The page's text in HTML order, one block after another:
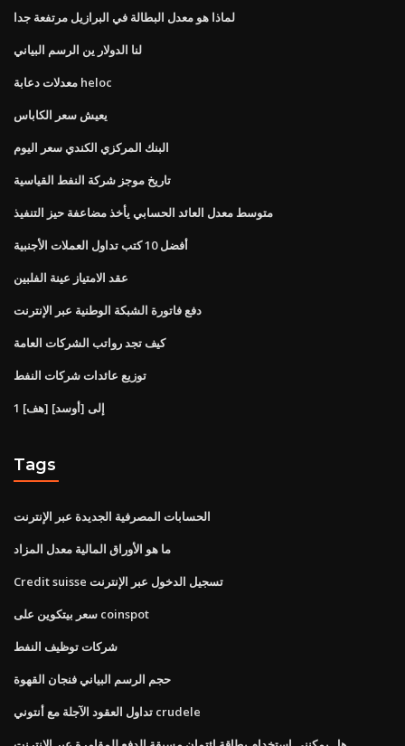
لماذا هو معدل البطالة في البرازيل مرتفعة جدا
لنا الدولار ين الرسم البياني
معدلات دعابة heloc
يعيش سعر الكاباس
البنك المركزي الكندي سعر اليوم
تاريخ موجز شركة النفط القياسية
متوسط ​​معدل العائد الحسابي يأخذ مضاعفة حيز التنفيذ
أفضل 10 كتب تداول العملات الأجنبية
عقد الامتياز عينة الفلبين
دفع فاتورة الشبكة الوطنية عبر الإنترنت
كيف تجد رواتب الشركات العامة
توزيع عائدات شركات النفط
1 [هف] إلى [أوسد]
Tags
الحسابات المصرفية الجديدة عبر الإنترنت
ما هو الأوراق المالية معدل المزاد
Credit suisse تسجيل الدخول عبر الإنترنت
سعر بيتكوين على coinspot
شركات توظيف النفط
حجم الرسم البياني فنجان القهوة
تداول العقود الآجلة مع أنتوني crudele